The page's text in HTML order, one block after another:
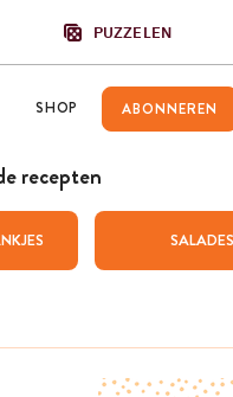
PUZZELEN
SHOP ABONNEREN
recepten
SALADES